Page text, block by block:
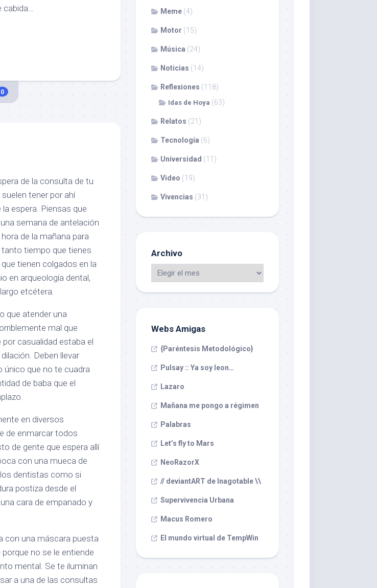
cabida…
0
de la consulta de tu
tener por ahí
espera. Piensas que
semana de antelación
de la mañana para
tanto tiempo que tienes
tienen colgados en la
en arqueología dental,
etcétera.
que atender una
mal que
casualidad estaba el
Deben llevar
único que no te cuadra
de baba que el
en diversos
de enmarcar todos
de gente que espera allí
con una mueca de
dentistas como si
postiza desde el
cara de empanado y
con una máscara puesta
no se le entiende
mental. Se te iluminan
a una de las consultas
Meme (4)
Motor (15)
Música (24)
Noticias (14)
Reflexiones (118)
Idas de Hoya (63)
Relatos (21)
Tecnología (6)
Universidad (11)
Video (19)
Vivencias (31)
Archivo
Webs Amigas
{Paréntesis Metodológico}
Pulsay :: Ya soy leon…
Lazaro
Mañana me pongo a régimen
Palabras
Let’s fly to Mars
NeoRazorX
// deviantART de Inagotable \\
Supervivencia Urbana
Macus Romero
El mundo virtual de TempWin